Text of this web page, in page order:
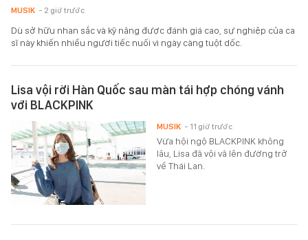
MUSIK - 2 giờ trước
Dù sở hữu nhan sắc và kỹ năng được đánh giá cao, sự nghiệp của ca
sĩ này khiến nhiều người tiếc nuối vì ngày càng tuột dốc.
Lisa vội rời Hàn Quốc sau màn tái hợp chóng vánh
với BLACKPINK
Vừa hội ngộ BLACKPINK không
lâu, Lisa đã vội vã lên đường trở
về Thái Lan.
MUSIK - 11 giờ trước